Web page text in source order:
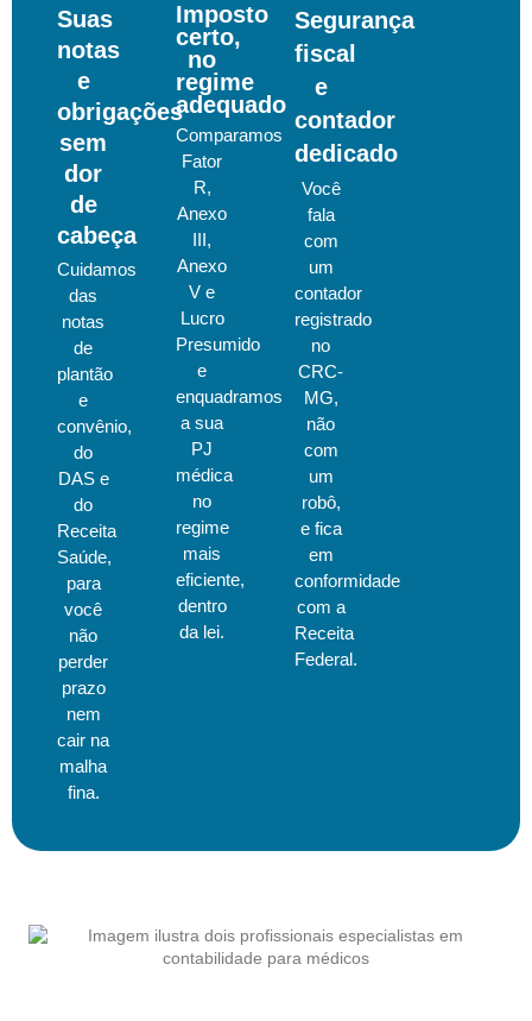
Suas
notas
e
obrigações
sem
dor
de
cabeça
Cuidamos
das
notas
de
plantão
e
convênio,
do
DAS e
do
Receita
Saúde,
para
você
não
perder
prazo
nem
cair na
malha
fina.
Imposto
certo,
no
regime
adequado
Comparamos
Fator
R,
Anexo
III,
Anexo
V e
Lucro
Presumido
e
enquadramos
a sua
PJ
médica
no
regime
mais
eficiente,
dentro
da lei.
Segurança
fiscal
e
contador
dedicado
Você
fala
com
um
contador
registrado
no
CRC-
MG,
não
com
um
robô,
e fica
em
conformidade
com a
Receita
Federal.